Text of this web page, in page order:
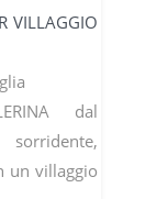
VILLAGGIO
dal
un villaggio